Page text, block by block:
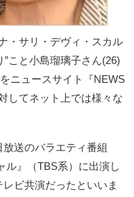
・サリ・デヴィ・スカル
”こと小島瑠璃子さん(26)
ニュースサイト『NEWS
してネット上では様々な
送のバラエティ番組
ル』（TBS系）に出演し
ビ共演だったといいま